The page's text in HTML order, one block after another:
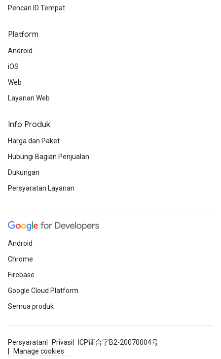
Pencari ID Tempat
Platform
Android
iOS
Web
Layanan Web
Info Produk
Harga dan Paket
Hubungi Bagian Penjualan
Dukungan
Persyaratan Layanan
Android
Chrome
Firebase
Google Cloud Platform
Semua produk
Persyaratan Privasi
ICP证合字B2-20070004号
Manage cookies